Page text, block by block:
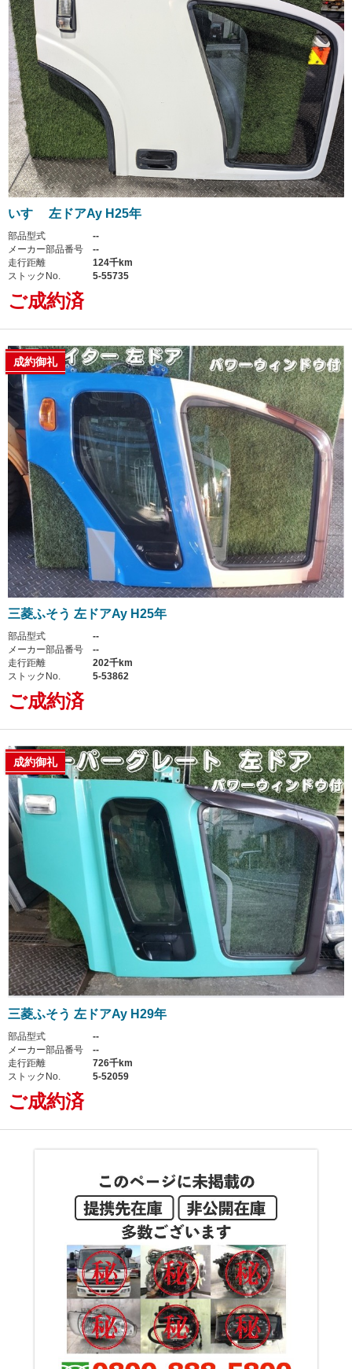
いすゞ 左ドアAy H25年
部品型式
--
メーカー部品番号
--
走行距離
124千km
ストックNo.
5-55735
ご成約済
成約御礼
三菱ふそう 左ドアAy H25年
部品型式
--
メーカー部品番号
--
走行距離
202千km
ストックNo.
5-53862
ご成約済
成約御礼
三菱ふそう 左ドアAy H29年
部品型式
--
メーカー部品番号
--
走行距離
726千km
ストックNo.
5-52059
ご成約済